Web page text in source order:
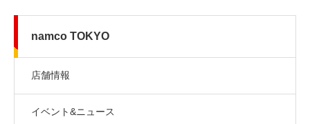
namco TOKYO
店舗情報
イベント&ニュース